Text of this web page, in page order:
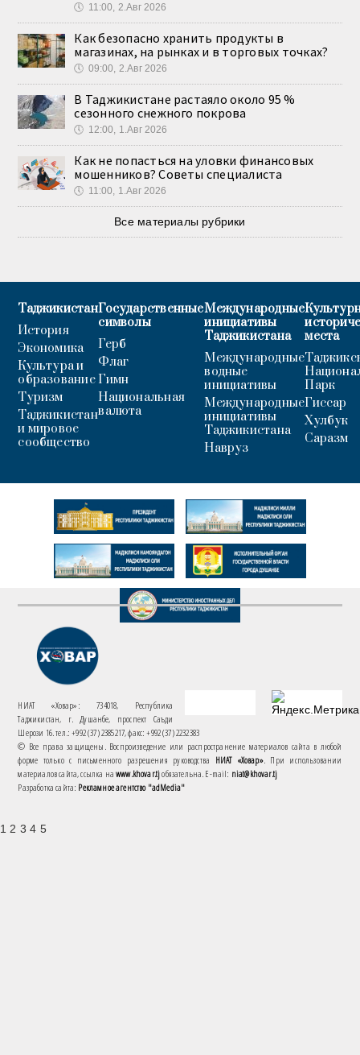
🕔 11:00, 2.Авг 2026
Как безопасно хранить продукты в
магазинах, на рынках и в торговых точках?
🕔 09:00, 2.Авг 2026
В Таджикистане растаяло около 95 %
сезонного снежного покрова
🕔 12:00, 1.Авг 2026
Как не попасться на уловки финансовых
мошенников? Советы специалиста
🕔 11:00, 1.Авг 2026
Все материалы рубрики
Таджикистан
История
Экономика
Культура и
образование
Туризм
Таджикистан
и мировое
сообщество
Государственные
символы
Герб
Флаг
Гимн
Национальная
валюта
Международные
инициативы
Таджикистана
Международные
водные
инициативы
Международные
инициативы
Таджикистана
Навруз
места
Парк
Гиссар
Хулбук
Саразм
НИАТ «Ховар»: 734018, Республика
Таджикистан, г. Душанбе, проспект Саъди
Шерози 16. тел.: +992 (37) 2385217, факс: +992 (37) 2232383
© Все права защищены. Воспроизведение или распространение материалов сайта в любой
форме только с письменного разрешения руководства НИАТ «Ховар». При использовании
материалов сайта, ссылка наwww.khovar.tjобязательна. E-mail: niat@khovar.tj
Разработка сайта: Рекламное агентство "adMedia"
1 2 3 4 5